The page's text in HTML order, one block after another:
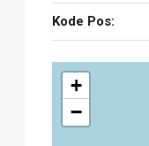
Kode Pos:
+
−